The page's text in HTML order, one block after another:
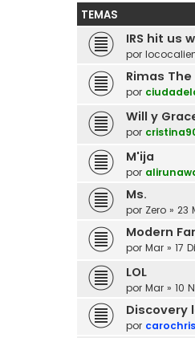
TEMAS
IRS hit us
por
Rimas The
por
Will y
por
M'ija
por
Ms.
por Zero » 23
Modern
por Mar » 17
LOL
por Mar » 10
Discovery
por